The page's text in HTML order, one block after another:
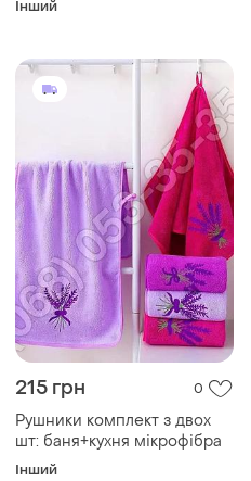
Інший
215 грн 0
Рушники комплект з двох
шт: баня+кухня мікрофібра
Інший